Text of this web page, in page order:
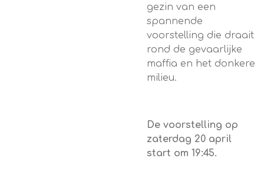
gezin van een
spannende
voorstelling die draait
rond de gevaarlijke
maffia en het donkere
milieu.
De voorstelling op
zaterdag 20 april
start om 19:45.